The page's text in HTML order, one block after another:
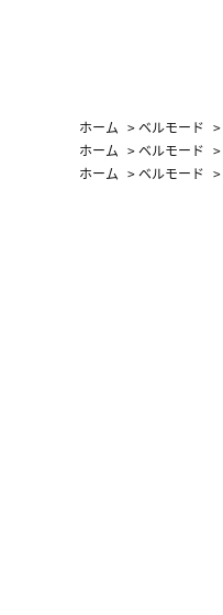
ホーム >ベルモード >
ホーム >ベルモード >
ホーム >ベルモード >